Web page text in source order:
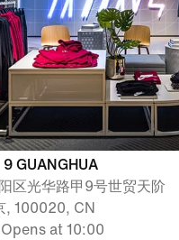
GUANGHUA
区光华路甲9号世贸天阶
, 100020, CN
Opens at 10:00